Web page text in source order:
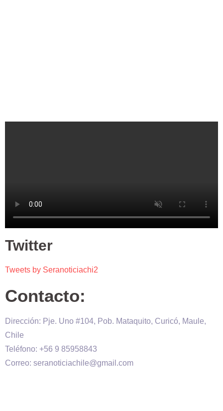
Twitter
Tweets by Seranoticiachi2
Contacto:
Dirección: Pje. Uno #104, Pob. Mataquito, Curicó, Maule,
Chile
Teléfono: +56 9 85958843
Correo: seranoticiachile@gmail.com